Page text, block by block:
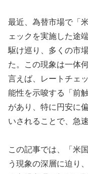
最近、為替市場で「
ェックを実施した途
駆け巡り、多くの市
た。この現象は一体
言えば、レートチェ
能性を示唆する「前
があり、特に円安に
いされることで、急
この記事では、「米
う現象の深層に迫り